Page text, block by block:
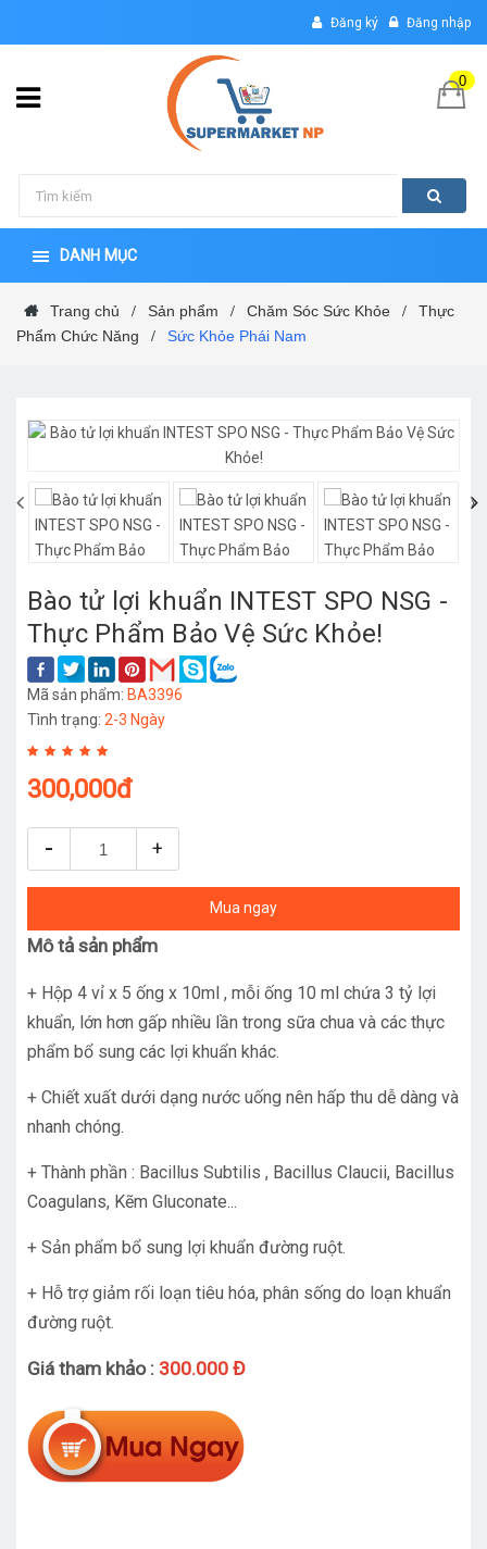
Đăng ký Đăng nhập
0
DANH MỤC
Trang chủ / Sản phẩm / Chăm Sóc Sức Khỏe /
Thực
Phẩm Chức Năng
/ Sức Khỏe Phái Nam
‹ ›
Bào tử lợi khuẩn INTEST SPO NSG -
Thực Phẩm Bảo Vệ Sức Khỏe!
Mã sản phẩm: BA3396
Tình trạng: 2-3 Ngày
300,000đ
- +
Mua ngay
Mô tả sản phẩm
+ Hộp 4 vỉ x 5 ống x 10ml , mỗi ống 10 ml chứa 3 tỷ lợi
khuẩn, lớn hơn gấp nhiều lần trong sữa chua và các thực
phẩm bổ sung các lợi khuẩn khác.
+ Chiết xuất dưới dạng nước uống nên hấp thu dễ dàng và
nhanh chóng.
+ Thành phần : Bacillus Subtilis , Bacillus Claucii, Bacillus
Coagulans, Kẽm Gluconate...
+ Sản phẩm bổ sung lợi khuẩn đường ruột.
+ Hỗ trợ giảm rối loạn tiêu hóa, phân sống do loạn khuẩn
đường ruột.
Giá tham khảo : 300.000 Đ